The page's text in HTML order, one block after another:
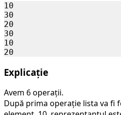
10
30
20
30
10
Explicație
Avem 6 operații.
După prima operație lista va